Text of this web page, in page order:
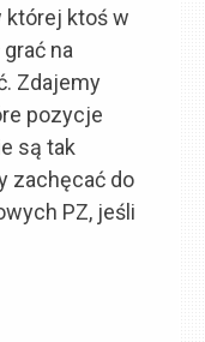
której ktoś w
na
Zdajemy
pozycje
są tak
zachęcać do
PZ, jeśli